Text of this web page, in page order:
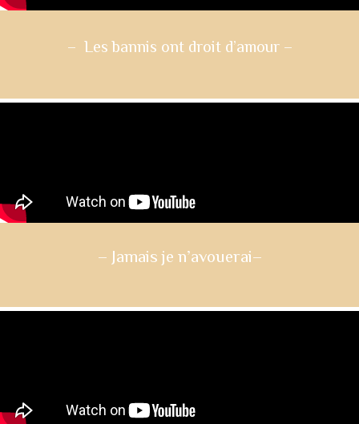
– Les bannis ont droit d’amour –
– Jamais je n’avouerai–